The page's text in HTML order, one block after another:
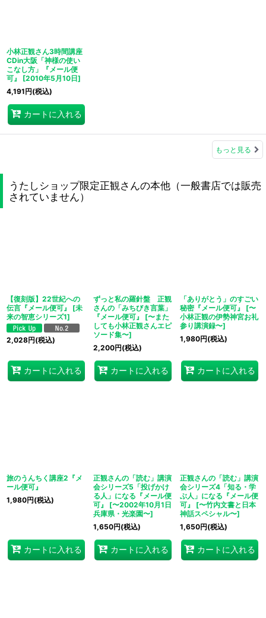
小林正観さん3時間講座
CDin大阪「神様の使い
こなし方」『メール便
可』
[2010年5月10日]
4,191円(税込)
カートに入れる
もっと見る
うたしショップ限定正観さんの本他（一般書店では販売
されていません）
【復刻版】22世紀への
伝言『メール便可』
[未
来の智恵シリーズ1]
2,028円(税込)
カートに入れる
ずっと私の羅針盤 正観
さんの「みちびき言葉」
『メール便可』
[〜また
しても小林正観さんエピ
ソード集〜]
2,200円(税込)
カートに入れる
「ありがとう」のすごい
秘密『メール便可』
[〜
小林正観の伊勢神宮お礼
参り講演録〜]
1,980円(税込)
カートに入れる
旅のうんちく講座2『メ
ール便可』
1,980円(税込)
カートに入れる
正観さんの「読む」講演
会シリーズ5「投げかけ
る人」になる『メール便
可』
[〜2002年10月1日
兵庫県・光楽園〜]
1,650円(税込)
カートに入れる
正観さんの「読む」講演
会シリーズ4「知る・学
ぶ人」になる『メール便
可』
[〜竹内文書と日本
神話スペシャル〜]
1,650円(税込)
カートに入れる